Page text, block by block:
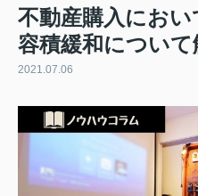
不動産購入にお
容積緩和について
2021.07.06